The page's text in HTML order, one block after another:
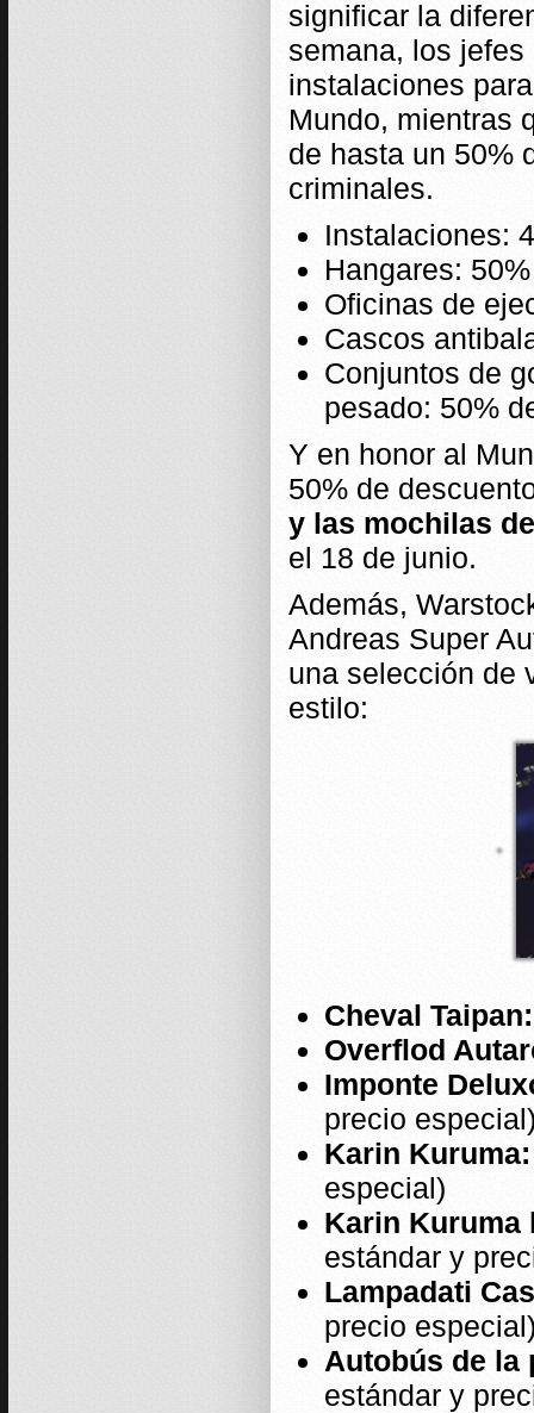
significar la
semana, los
instalaciones
Mundo, mientras
de hasta un 50%
criminales.
Instalaciones:
Hangares:
Oficinas de
Cascos
Conjuntos de
pesado: 50%
Y en honor al
50% de
y las mochilas
el 18 de junio.
Además,
Andreas Super
una selección de
estilo:
Cheval Taipan:
Overflod
Imponte
precio
Karin Kuruma:
especial)
Karin Kuruma
estándar y
Lampadati
precio
Autobús de la
estándar y